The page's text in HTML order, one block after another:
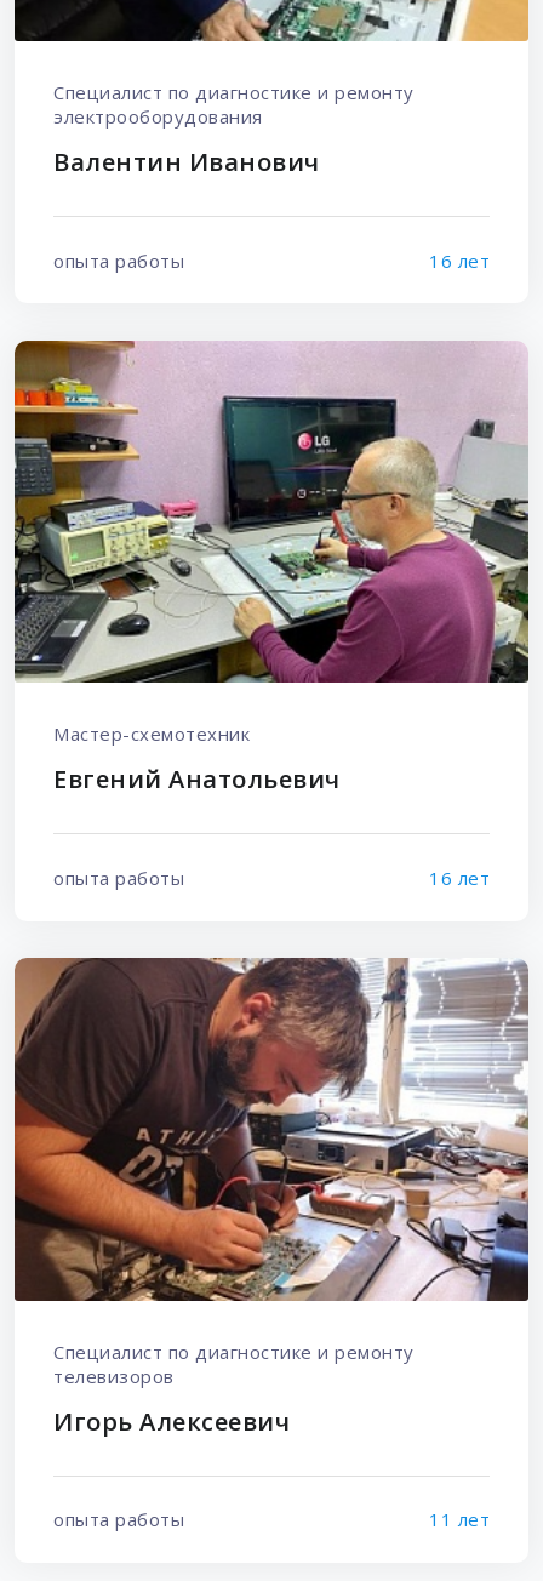
Специалист по диагностике и ремонту
электрооборудования
Валентин Иванович
опыта работы 16 лет
Мастер-схемотехник
Евгений Анатольевич
опыта работы 16 лет
Специалист по диагностике и ремонту
телевизоров
Игорь Алексеевич
опыта работы 11 лет